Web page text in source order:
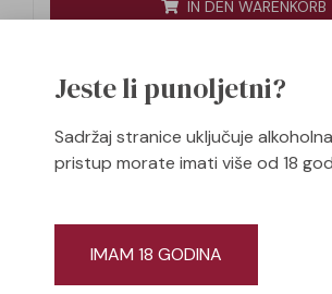
IN DEN WARENKORB
Jeste li punoljetni?
Sadržaj stranice uključuje
pristup morate imati više od 18
IMAM 18 GODINA